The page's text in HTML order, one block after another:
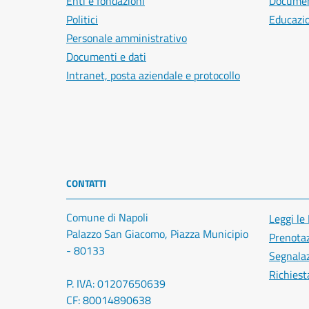
Politici
Personale amministrativo
Documenti e dati
Intranet, posta aziendale e protocollo
CONTATTI
Comune di Napoli
Palazzo San Giacomo, Piazza Municipio
- 80133
P. IVA: 01207650639
CF: 80014890638
Leggi le